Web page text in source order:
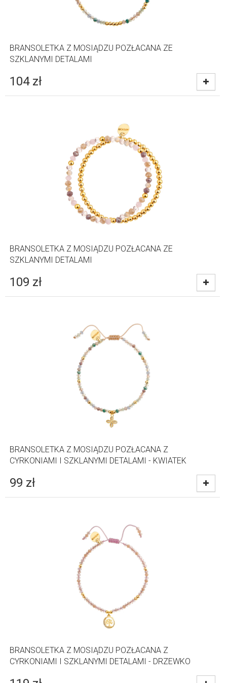
BRANSOLETKA Z MOSIĄDZU POZŁACANA ZE
SZKLANYMI DETALAMI
104 zł
BRANSOLETKA Z MOSIĄDZU POZŁACANA ZE
SZKLANYMI DETALAMI
109 zł
BRANSOLETKA Z MOSIĄDZU POZŁACANA Z
CYRKONIAMI I SZKLANYMI DETALAMI - KWIATEK
99 zł
BRANSOLETKA Z MOSIĄDZU POZŁACANA Z
CYRKONIAMI I SZKLANYMI DETALAMI - DRZEWKO